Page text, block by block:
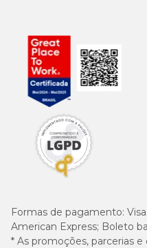
Formas de pagamento:
American Express; Boleto
* As promoções, parcerias